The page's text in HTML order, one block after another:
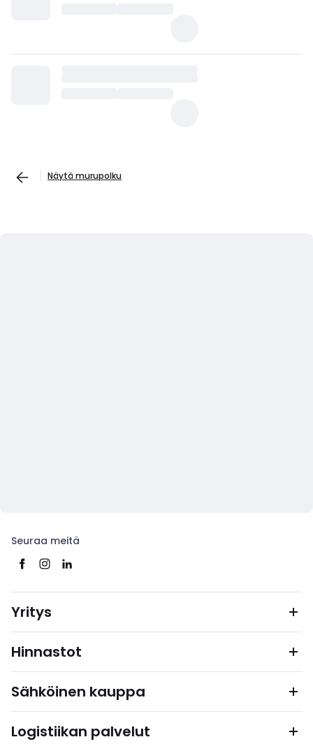
Näytä murupolku
Seuraa meitä
Yritys
Hinnastot
Sähköinen kauppa
Logistiikan palvelut